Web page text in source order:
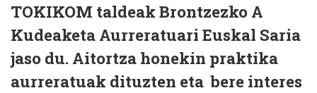
TOKIKOM taldeak Brontzezko A
Kudeaketa Aurreratuari Euskal Saria
jaso du. Aitortza honekin praktika
aurreratuak dituzten eta bere interes